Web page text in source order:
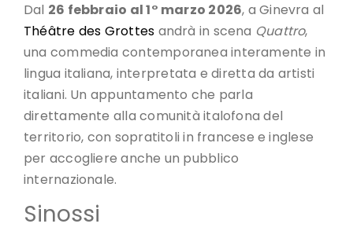
Dal 26 febbraio al 1° marzo 2026, a Ginevra al
Théâtre des Grottes andrà in scena Quattro,
una commedia contemporanea interamente in
lingua italiana, interpretata e diretta da artisti
italiani. Un appuntamento che parla
direttamente alla comunità italofona del
territorio, con sopratitoli in francese e inglese
per accogliere anche un pubblico
internazionale.
Sinossi